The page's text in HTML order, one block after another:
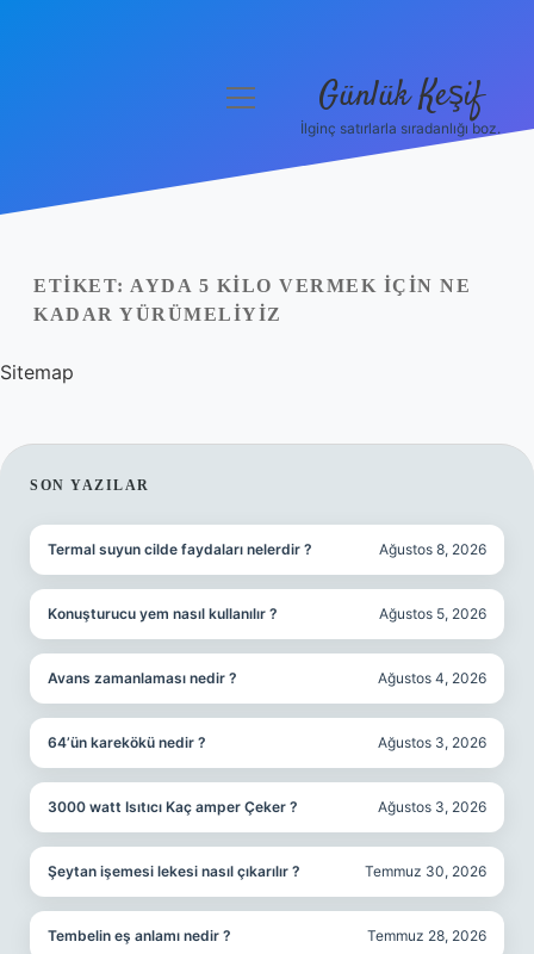
Yasal Uyarı
menüyü
Günlük Keşif
İlginç satırlarla sıradanlığı boz.
ETIKET: AYDA 5 KILO VERMEK IÇIN NE
KADAR YÜRÜMELIYIZ
Sitemap
SIDEBAR
SON YAZILAR
Termal suyun cilde faydaları nelerdir ? Ağustos 8, 2026
Konuşturucu yem nasıl kullanılır ? Ağustos 5, 2026
Avans zamanlaması nedir ? Ağustos 4, 2026
64’ün karekökü nedir ? Ağustos 3, 2026
3000 watt Isıtıcı Kaç amper Çeker ? Ağustos 3, 2026
Şeytan işemesi lekesi nasıl çıkarılır ? Temmuz 30, 2026
Tembelin eş anlamı nedir ? Temmuz 28, 2026